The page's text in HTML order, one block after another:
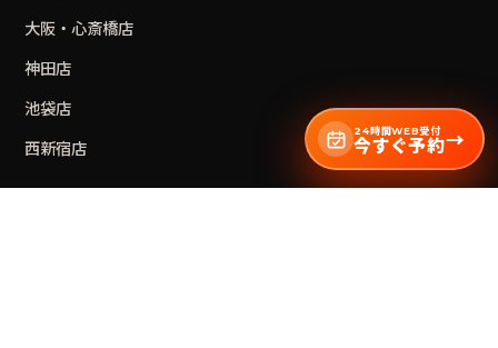
大阪・心斎橋店
神田店
池袋店
西新宿店
24時間WEB受付
今すぐ予約→